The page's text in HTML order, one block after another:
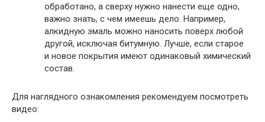
обработано, а сверху нужно нанести еще одно,
важно знать, с чем имеешь дело. Например,
алкидную эмаль можно наносить поверх любой
другой, исключая битумную. Лучше, если старое
и новое покрытия имеют одинаковый химический
состав.
Для наглядного ознакомления рекомендуем посмотреть
видео: